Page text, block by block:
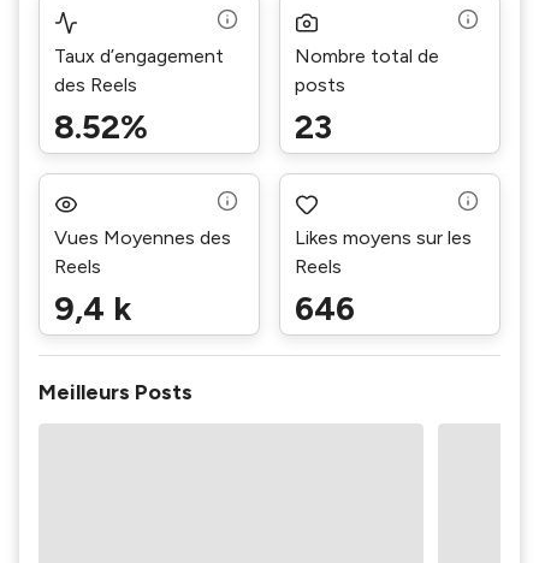
Taux d’engagement
des Reels
8.52%
Nombre total de
posts
23
Vues Moyennes des
Reels
9,4 k
Likes moyens sur les
Reels
646
Meilleurs Posts